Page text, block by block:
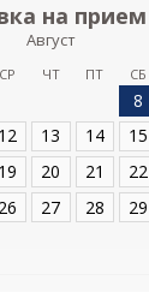
на прием
Август
СР ЧТ ПТ СБ
8
12 13 14 15
19 20 21 22
26 27 28 29